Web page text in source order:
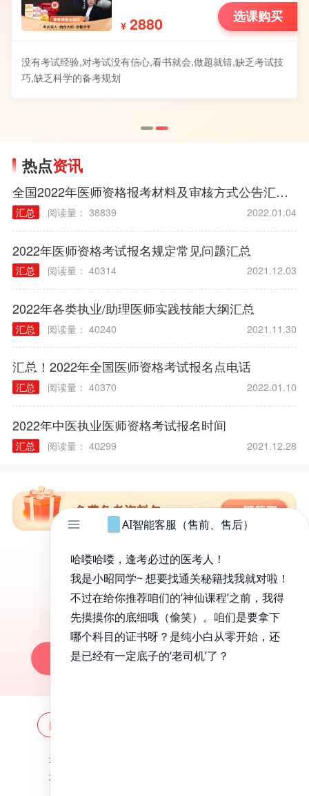
¥ 2880 选课购买
没有考试经验,对考试没有信心,看书就会,做题就错,缺乏考试技
巧,缺乏科学的备考规划
热点资讯
全国2022年医师资格报考材料及审核方式公告汇总（各考区）
汇总 阅读量： 38839 2022.01.04
2022年医师资格考试报名规定常见问题汇总
汇总 阅读量： 40314 2021.12.03
2022年各类执业/助理医师实践技能大纲汇总
汇总 阅读量： 40240 2021.11.30
汇总！2022年全国医师资格考试报名点电话
汇总 阅读量： 40370 2022.01.10
2022年中医执业医师资格考试报名时间
汇总 阅读量： 40299 2021.12.28
免费备考资料包
昭昭医考APP
百万医考生都在用的APP
昭昭题库-随时做，昭神直播-随心学!
一键安装做题
网站地图
违法和不良信息举报邮箱：
北京市西城区宣武门东河沿街69号正弘大厦208室